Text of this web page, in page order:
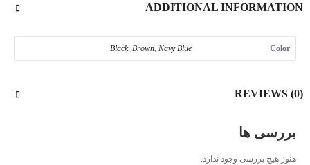
ADDITIONAL INFORMATION
Color
Black, Brown, Navy Blue
REVIEWS (0)
بررسی ها
هنوز هیچ بررسی وجود ندارد.